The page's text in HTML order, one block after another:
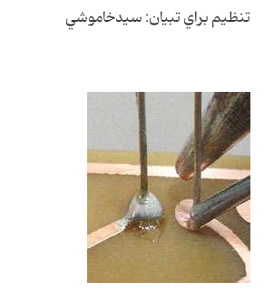
تنظيم براي تبيان: سيدخاموشي